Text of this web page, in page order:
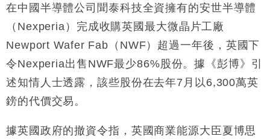
司
18:31
財經｜華僑銀行上半年淨利創新高 中期息增15%至
及消費表現
16:47
本地｜假冒內地執法人員要求交「保證金」 43歲女子
損失近6900萬元
在中國半導體公司聞泰科技全資擁有的安世半導體
（Nexperia）完成收購英國最大微晶片工廠
Newport Wafer Fab（NWF）超過一年後，英國下
令Nexperia出售NWF最少86%股份。據《彭博》引
述知情人士透露，該些股份在去年7月以6,300萬英
鎊的代價交易。
據英國政府的撤資令指，英國商業能源大臣夏博思